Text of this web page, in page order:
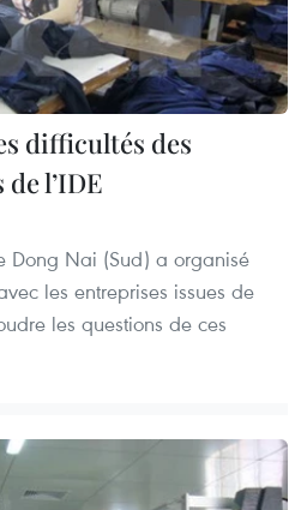
difficultés des
l’IDE
Dong Nai (Sud) a organisé
les entreprises issues de
les questions de ces